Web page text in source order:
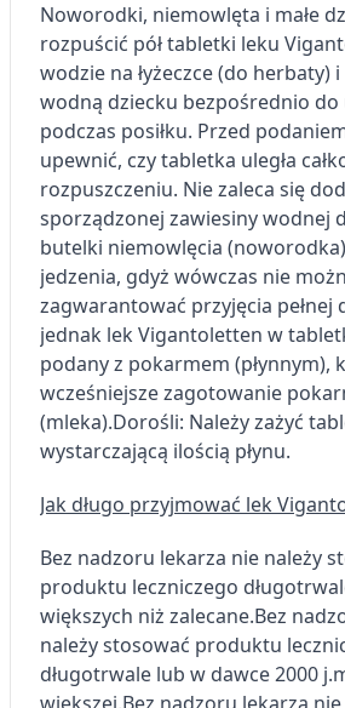
Noworodki, niemowlęta i małe
rozpuścić pół tabletki leku
wodzie na łyżeczce (do herbaty)
wodną dziecku bezpośrednio do
podczas posiłku. Przed
upewnić, czy tabletka uległa
rozpuszczeniu. Nie zaleca się
sporządzonej zawiesiny wodnej
butelki niemowlęcia
jedzenia, gdyż wówczas nie
zagwarantować przyjęcia pełnej
jednak lek Vigantoletten w
podany z pokarmem (płynnym),
wcześniejsze zagotowanie
(mleka).Dorośli: Należy zażyć
wystarczającą ilością płynu.
Jak długo przyjmować lek
Bez nadzoru lekarza nie należy
produktu leczniczego
większych niż zalecane.Bez
należy stosować produktu
długotrwale lub w dawce 2000